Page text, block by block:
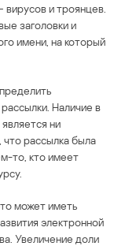
и троянцев.
заголовки и
имени, на который
Наличие в
ни
что рассылка была
то, кто имеет
может иметь
электронной
Увеличение доли